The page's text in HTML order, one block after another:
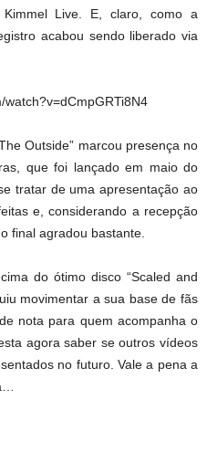
Live. E, claro, como a
acabou sendo liberado via
Outside” marcou presença no
que foi lançado em maio do
tratar de uma apresentação ao
e, considerando a recepção
final agradou bastante.
do ótimo disco “Scaled and
movimentar a sua base de fãs
nota para quem acompanha o
agora saber se outros vídeos
no futuro. Vale a pena a